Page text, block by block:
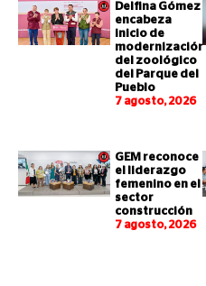
Delfina Gómez
encabeza
inicio de
modernización
del zoológico
del Parque del
Pueblo
7 agosto, 2026
GEM reconoce
el liderazgo
femenino en el
sector
construcción
7 agosto, 2026